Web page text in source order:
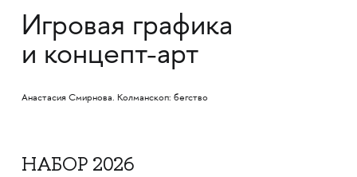
Игровая графика
и концепт-арт
Анастасия Смирнова. Колманскоп: бегство
НАБОР 2026